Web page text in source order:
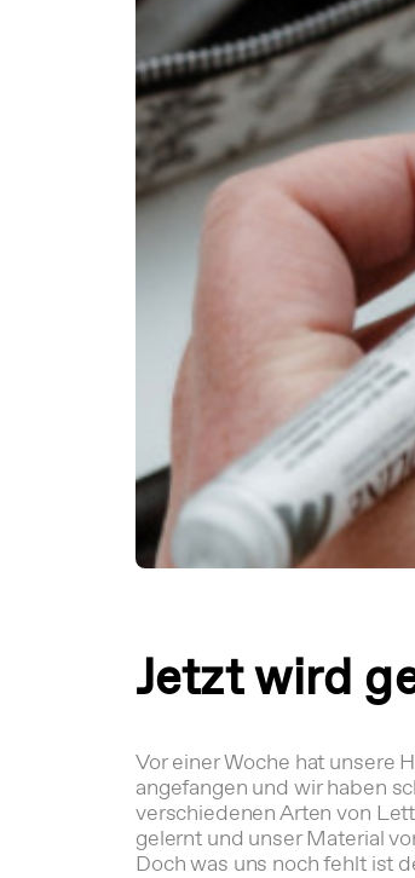
Jetzt wird
Vor einer Woche hat unsere
angefangen und wir haben
verschiedenen Arten von
gelernt und unser Material
Doch was uns noch fehlt ist